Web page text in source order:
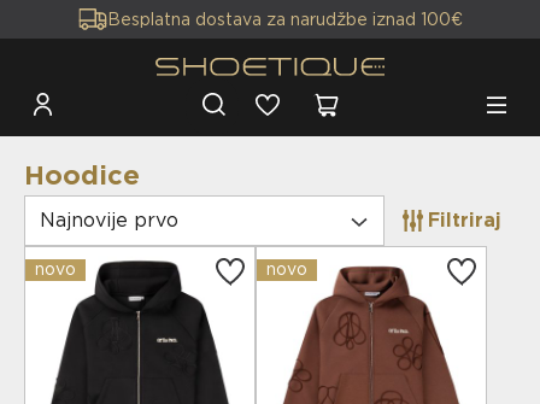
Besplatna dostava za narudžbe iznad 100€
Hoodice
Najnovije prvo Filtriraj
novo novo